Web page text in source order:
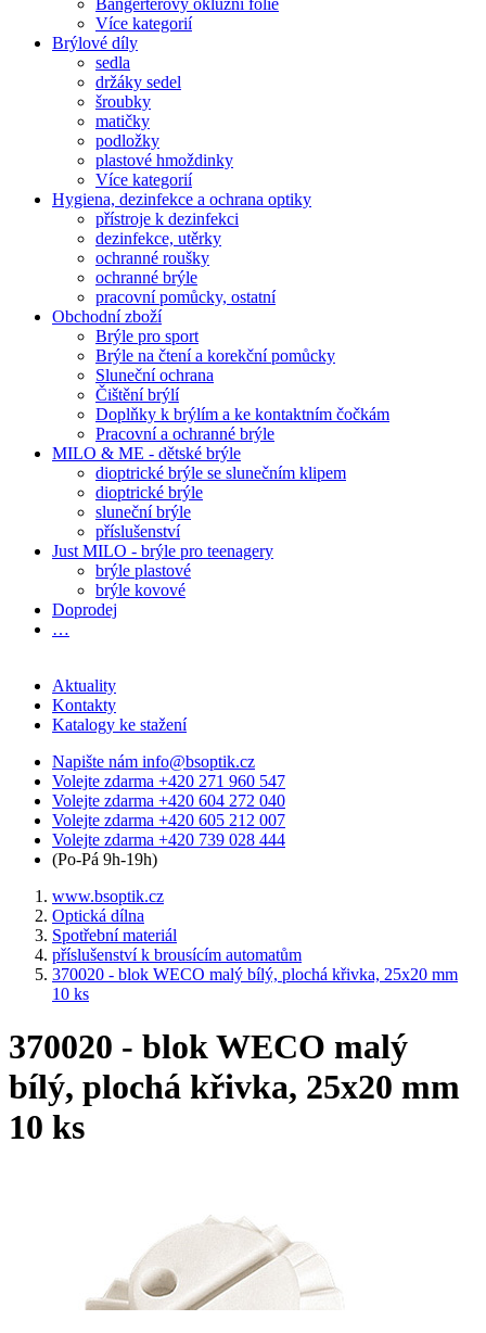
Bangerterovy okluzní folie
Více kategorií
Brýlové díly
sedla
držáky sedel
šroubky
matičky
podložky
plastové hmoždinky
Více kategorií
Hygiena, dezinfekce a ochrana optiky
přístroje k dezinfekci
dezinfekce, utěrky
ochranné roušky
ochranné brýle
pracovní pomůcky, ostatní
Obchodní zboží
Brýle pro sport
Brýle na čtení a korekční pomůcky
Sluneční ochrana
Čištění brýlí
Doplňky k brýlím a ke kontaktním čočkám
Pracovní a ochranné brýle
MILO & ME - dětské brýle
dioptrické brýle se slunečním klipem
dioptrické brýle
sluneční brýle
příslušenství
Just MILO - brýle pro teenagery
brýle plastové
brýle kovové
Doprodej
…
Aktuality
Kontakty
Katalogy ke stažení
Napište nám info@bsoptik.cz
Volejte zdarma +420 271 960 547
Volejte zdarma +420 604 272 040
Volejte zdarma +420 605 212 007
Volejte zdarma +420 739 028 444
(Po-Pá 9h-19h)
www.bsoptik.cz
Optická dílna
Spotřební materiál
příslušenství k brousícím automatům
370020 - blok WECO malý bílý, plochá křivka, 25x20 mm
10 ks
370020 - blok WECO malý
bílý, plochá křivka, 25x20 mm
10 ks